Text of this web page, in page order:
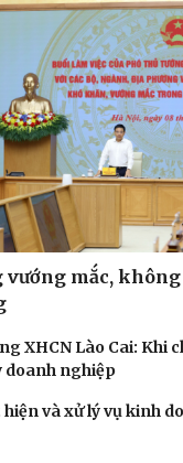
vướng mắc, không
XHCN Lào Cai: Khi
doanh nghiệp
và xử lý vụ kinh